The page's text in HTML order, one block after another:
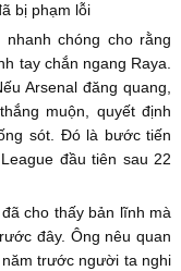
bị phạm lỗi
chóng cho rằng
tay chắn ngang Raya.
Arsenal đăng quang,
muộn, quyết định
sót. Đó là bước tiến
đầu tiên sau 22
cho thấy bản lĩnh mà
đây. Ông nêu quan
trước người ta nghi